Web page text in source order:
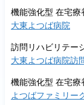
機能強化型 在宅療
大東よつば病院
訪問リハビリテー
大東よつば病院訪
機能強化型 在宅療
よつばファミリー